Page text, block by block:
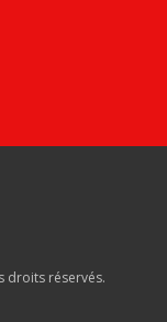
droits réservés.